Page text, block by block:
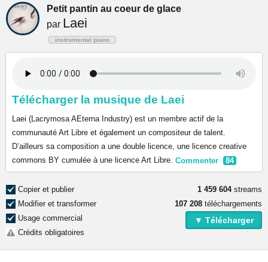
Petit pantin au coeur de glace
par Laei
instrumental piano
Télécharger la musique de Laei
Laei (Lacrymosa AEterna Industry) est un membre actif de la
communauté Art Libre et également un compositeur de talent.
D’ailleurs sa composition a une double licence, une licence creative
commons BY cumulée à une licence Art Libre. Commenter 84
Copier et publier
Modifier et transformer
Usage commercial
Crédits obligatoires
1 459 604streams
107 208 téléchargements
▼ Télécharger